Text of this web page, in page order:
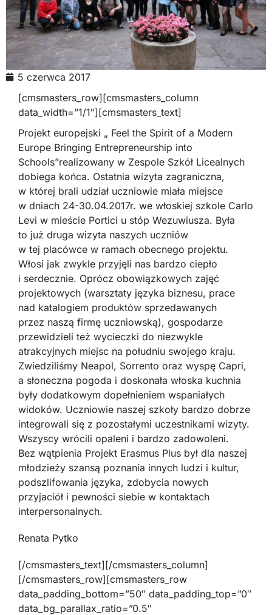
5 czerwca 2017
[cmsmasters_row][cmsmasters_column
data_width=”1/1″][cmsmasters_text]
Projekt europejski „ Feel the Spirit of a Modern
Europe Bringing Entrepreneurship into
Schools”realizowany w Zespole Szkół Licealnych
dobiega końca. Ostatnia wizyta zagraniczna,
w której brali udział uczniowie miała miejsce
w dniach 24-30.04.2017r. we włoskiej szkole Carlo
Levi w mieście Portici u stóp Wezuwiusza. Była
to już druga wizyta naszych uczniów
w tej placówce w ramach obecnego projektu.
Włosi jak zwykle przyjęli nas bardzo ciepło
i serdecznie. Oprócz obowiązkowych zajęć
projektowych (warsztaty języka biznesu, prace
nad katalogiem produktów sprzedawanych
przez naszą firmę uczniowską), gospodarze
przewidzieli też wycieczki do niezwykle
atrakcyjnych miejsc na południu swojego kraju.
Zwiedziliśmy Neapol, Sorrento oraz wyspę Capri,
a słoneczna pogoda i doskonała włoska kuchnia
były dodatkowym dopełnieniem wspaniałych
widoków. Uczniowie naszej szkoły bardzo dobrze
integrowali się z pozostałymi uczestnikami wizyty.
Wszyscy wrócili opaleni i bardzo zadowoleni.
Bez wątpienia Projekt Erasmus Plus był dla naszej
młodzieży szansą poznania innych ludzi i kultur,
podszlifowania języka, zdobycia nowych
przyjaciół i pewności siebie w kontaktach
interpersonalnych.
Renata Pytko
[/cmsmasters_text][/cmsmasters_column]
[/cmsmasters_row][cmsmasters_row
data_padding_bottom=”50″ data_padding_top=”0″
data_bg_parallax_ratio=”0.5″